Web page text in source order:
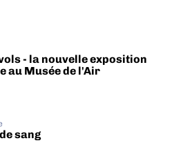
- la nouvelle exposition
au Musée de l'Air
sang